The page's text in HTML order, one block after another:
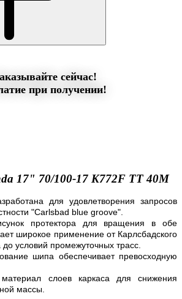
сейчас!
при получении!
17" 70/100-17 K772F TT 40M
для удовлетворения запросов
"Carlsbad blue groove".
протектора для вращения в обе
широкое применение от Карлсбадского
до условий промежуточных трасс.
шипа обеспечивает превосходную
слоев каркаса для снижения
массы.